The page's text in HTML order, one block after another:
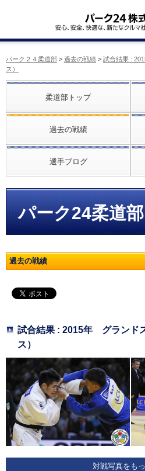
パーク２４柔道部 > 過去の戦績 > 試合結果 :
ス）
柔道部トップ
過去の戦績
選手ブログ
パーク24柔道部
過去の戦績
試合結果 : 2015年 グランド
ス）
対戦写真をも